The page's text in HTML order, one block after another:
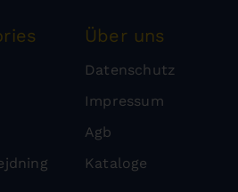
Über uns
Datenschutz
Impressum
Agb
Kataloge